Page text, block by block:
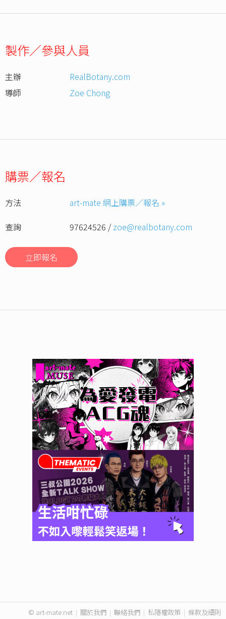
製作／參與人員
主辦
RealBotany.com
導師
Zoe Chong
購票／報名
方法
art-mate 網上購票／報名 »
查詢
97624526 / zoe@realbotany.com
立即報名
© art-mate.net | 關於我們 | 聯絡我們 | 私隱權政策 | 條款及細則